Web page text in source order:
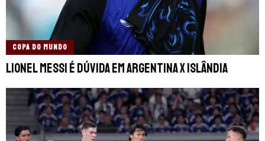
COPA DO MUNDO
Lionel Messi é dúvida em Argentina x Islândia